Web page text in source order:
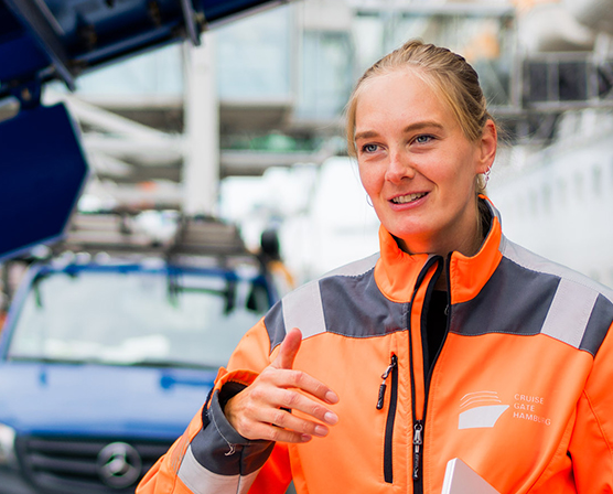
Center der HPA
aller Verkehrsmeldungen im Hafen am